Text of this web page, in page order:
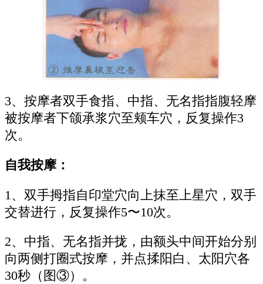
3、按摩者双手食指、中指、无名指指腹轻摩
被按摩者下颌承浆穴至颊车穴，反复操作3
次。
自我按摩：
1、双手拇指自印堂穴向上抹至上星穴，双手
交替进行，反复操作5〜10次。
2、中指、无名指并拢，由额头中间开始分别
向两侧打圈式按摩，并点揉阳白、太阳穴各
30秒（图③）。